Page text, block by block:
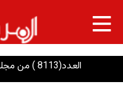
× العدد(8113 ) من مجلة المرصد التحليلية والتوثيقية